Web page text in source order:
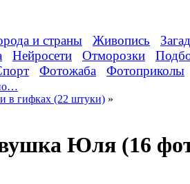
и страны Живопись
Нейросети Отморозки
Фотожаба Фотоприколы
в гифках (22 штуки) »
Юля (16